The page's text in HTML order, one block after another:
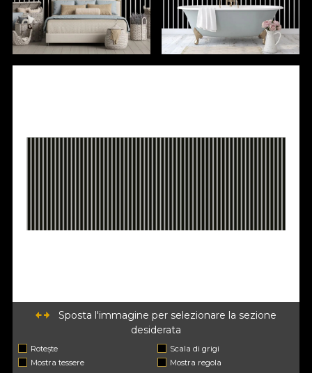
Sposta l'immagine per selezionare la sezione
desiderata
Rotește
Scala di grigi
Mostra tessere
Mostra regola